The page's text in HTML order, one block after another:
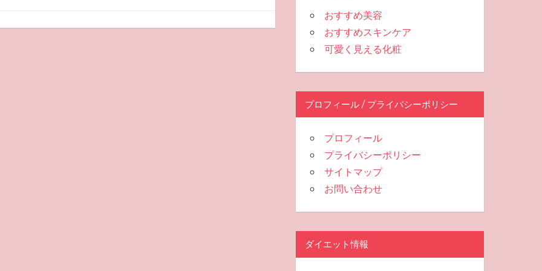
おすすめ美容
おすすめスキンケア
可愛く見える化粧
プロフィール / プライバシーポリシー
プロフィール
プライバシーポリシー
サイトマップ
お問い合わせ
ダイエット情報